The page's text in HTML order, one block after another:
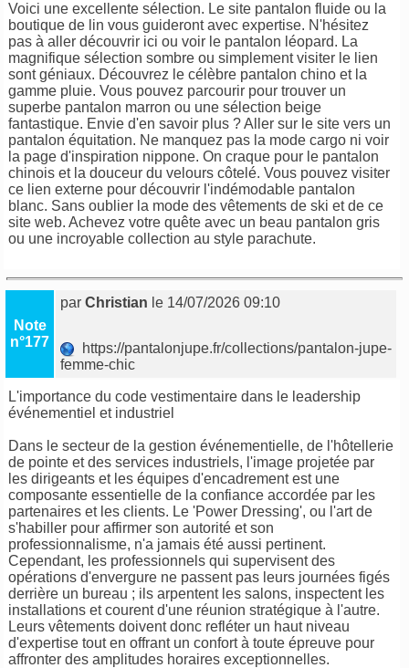
Voici une excellente sélection. Le site pantalon fluide ou la
boutique de lin vous guideront avec expertise. N'hésitez
pas à aller découvrir ici ou voir le pantalon léopard. La
magnifique sélection sombre ou simplement visiter le lien
sont géniaux. Découvrez le célèbre pantalon chino et la
gamme pluie. Vous pouvez parcourir pour trouver un
superbe pantalon marron ou une sélection beige
fantastique. Envie d'en savoir plus ? Aller sur le site vers un
pantalon équitation. Ne manquez pas la mode cargo ni voir
la page d'inspiration nippone. On craque pour le pantalon
chinois et la douceur du velours côtelé. Vous pouvez visiter
ce lien externe pour découvrir l'indémodable pantalon
blanc. Sans oublier la mode des vêtements de ski et de ce
site web. Achevez votre quête avec un beau pantalon gris
ou une incroyable collection au style parachute.
Note
n°177
parChristian le 14/07/2026 09:10
https://pantalonjupe.fr/collections/pantalon-jupe-
femme-chic
L'importance du code vestimentaire dans le leadership
événementiel et industriel
Dans le secteur de la gestion événementielle, de l'hôtellerie
de pointe et des services industriels, l'image projetée par
les dirigeants et les équipes d'encadrement est une
composante essentielle de la confiance accordée par les
partenaires et les clients. Le 'Power Dressing', ou l'art de
s'habiller pour affirmer son autorité et son
professionnalisme, n'a jamais été aussi pertinent.
Cependant, les professionnels qui supervisent des
opérations d'envergure ne passent pas leurs journées figés
derrière un bureau ; ils arpentent les salons, inspectent les
installations et courent d'une réunion stratégique à l'autre.
Leurs vêtements doivent donc refléter un haut niveau
d'expertise tout en offrant un confort à toute épreuve pour
affronter des amplitudes horaires exceptionnelles.